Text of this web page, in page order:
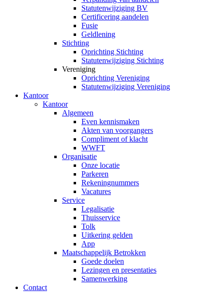
Statutenwijziging BV
Certificering aandelen
Fusie
Geldlening
Stichting
Oprichting Stichting
Statutenwijziging Stichting
Vereniging
Oprichting Vereniging
Statutenwijziging Vereniging
Kantoor
Kantoor
Algemeen
Even kennismaken
Akten van voorgangers
Compliment of klacht
WWFT
Organisatie
Onze locatie
Parkeren
Rekeningnummers
Vacatures
Service
Legalisatie
Thuisservice
Tolk
Uitkering gelden
App
Maatschappelijk Betrokken
Goede doelen
Lezingen en presentaties
Samenwerking
Contact